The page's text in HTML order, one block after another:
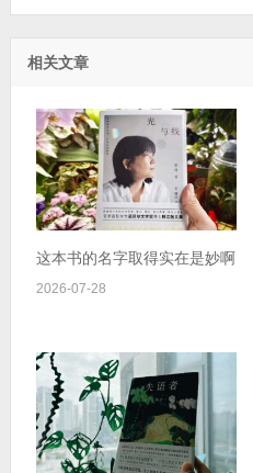
相关文章
这本书的名字取得实在是妙啊
2026-07-28